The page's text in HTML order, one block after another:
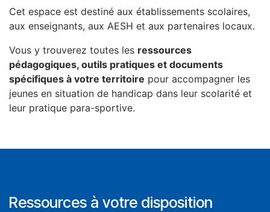
Cet espace est destiné aux établissements scolaires,
aux enseignants, aux AESH et aux partenaires locaux.
Vous y trouverez toutes les ressources
pédagogiques, outils pratiques et documents
spécifiques à votre territoire pour accompagner les
jeunes en situation de handicap dans leur scolarité et
leur pratique para-sportive.
Ressources à votre disposition